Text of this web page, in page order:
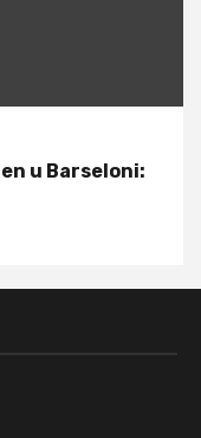
u Barseloni: